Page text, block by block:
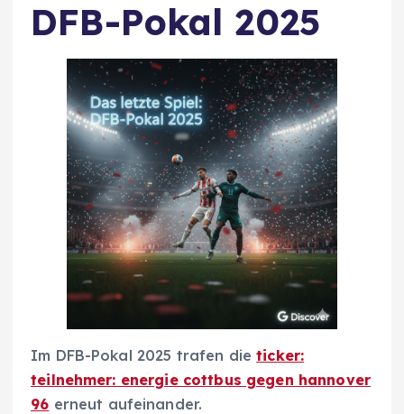
DFB-Pokal 2025
Im DFB-Pokal 2025 trafen dieticker:
teilnehmer: energie cottbus gegen hannover
96 erneut aufeinander.